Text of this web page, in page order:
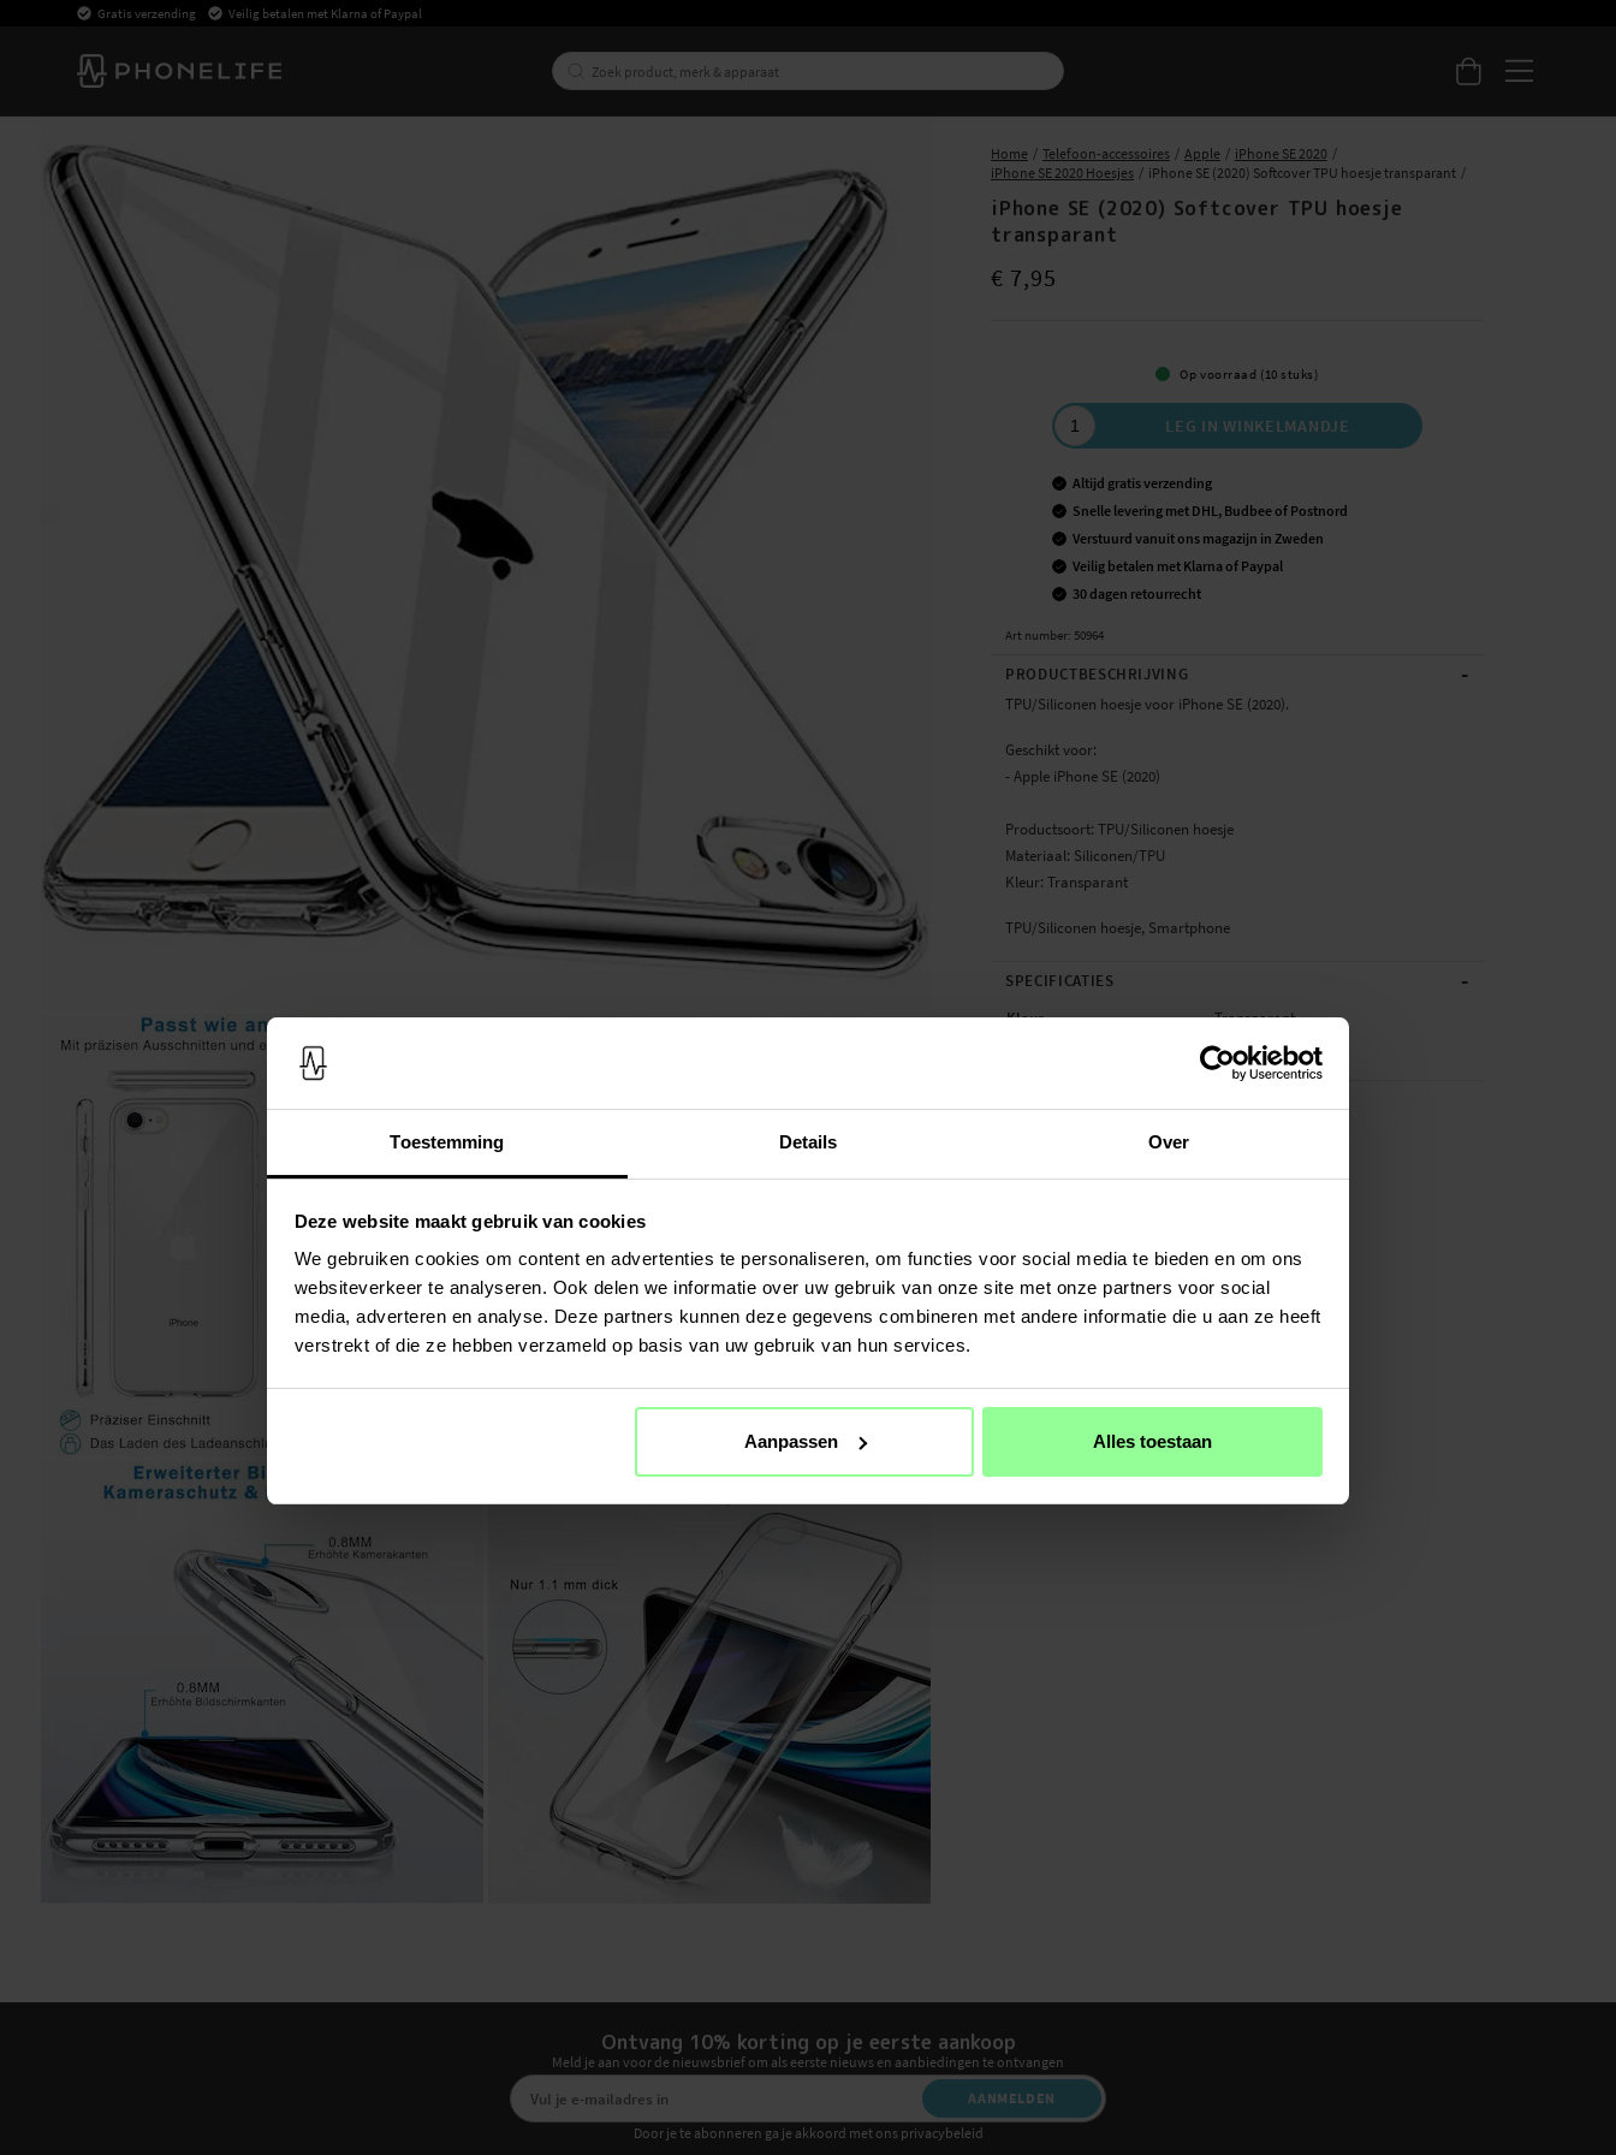
Toestemming Details Over
Deze website maakt gebruik van cookies
We gebruiken cookies om content en advertenties te personaliseren, om functies voor social media te bieden en om ons
websiteverkeer te analyseren. Ook delen we informatie over uw gebruik van onze site met onze partners voor social
media, adverteren en analyse. Deze partners kunnen deze gegevens combineren met andere informatie die u aan ze heeft
verstrekt of die ze hebben verzameld op basis van uw gebruik van hun services.
Aanpassen Alles toestaan
Gratis verzending Veilig betalen met Klarna of Paypal
Home Telefoon-accessoires Apple
iPhone SE 2020
iPhone SE 2020 Hoesjes
iPhone SE (2020) Softcover TPU hoesje transparant
iPhone SE (2020) Softcover TPU hoesje
transparant
Prijs € 7,95
€ 7,95
Op voorraad (10 stuks)
LEG IN WINKELMANDJE
Altijd gratis verzending
Snelle levering met DHL, Budbee of Postnord
Verstuurd vanuit ons magazijn in Zweden
Veilig betalen met Klarna of Paypal
30 dagen retourrecht
Art number: 50964
PRODUCTBESCHRIJVING -
TPU/Siliconen hoesje voor iPhone SE (2020).
Geschikt voor:
- Apple iPhone SE (2020)
Productsoort: TPU/Siliconen hoesje
Materiaal: Siliconen/TPU
Kleur: Transparant
TPU/Siliconen hoesje, Smartphone
SPECIFICATIES -
Kleur
Transparant
TPU/Siliconen
Ontvang 10% korting op je eerste aankoop
Meld je aan voor de nieuwsbrief om als eerste nieuws en aanbiedingen te ontvangen
AANMELDEN
Door je te abonneren ga je akkoord met ons privacybeleid